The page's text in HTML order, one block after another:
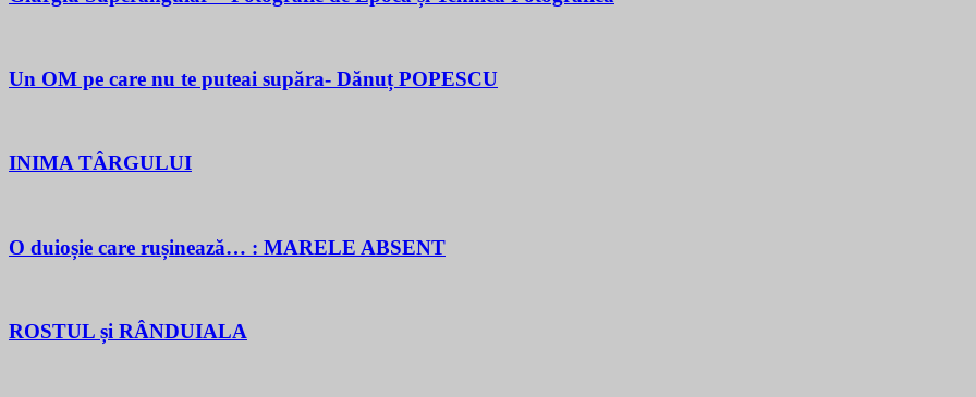
Un OM pe care nu te puteai supăra- Dănuț POPESCU
INIMA TÂRGULUI
O duioșie care rușinează… : MARELE ABSENT
ROSTUL și RÂNDUIALA